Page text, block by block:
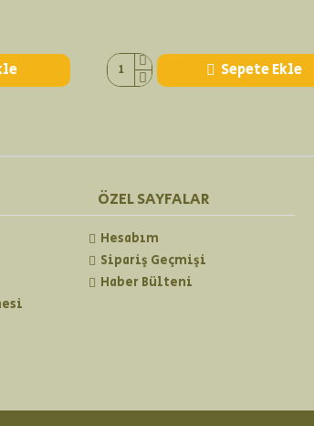
Sepete Ekle
ÖZEL SAYFALAR
Hesabım
Sipariş Geçmişi
Haber Bülteni